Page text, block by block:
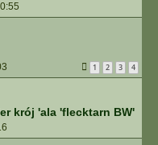
1 2 3 4
krój 'ala 'flecktarn BW'